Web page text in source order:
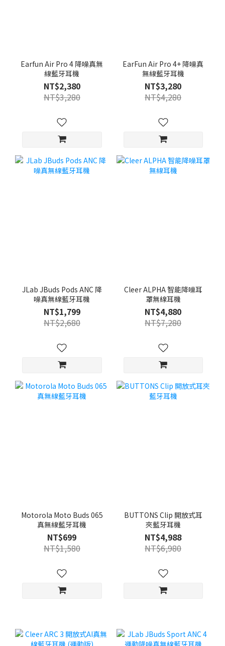
Earfun Air Pro 4 降噪真無
線藍牙耳機
NT$2,380
NT$3,280
EarFun Air Pro 4+ 降噪真
無線藍牙耳機
NT$3,280
NT$4,280
JLab JBuds Pods ANC 降
噪真無線藍牙耳機
NT$1,799
NT$2,680
Cleer ALPHA 智能降噪耳
罩無線耳機
NT$4,880
NT$7,280
Motorola Moto Buds 065
真無線藍牙耳機
NT$699
NT$1,580
BUTTONS Clip 開放式耳
夾藍牙耳機
NT$4,988
NT$6,980